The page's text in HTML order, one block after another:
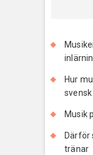
Hur
Musik
Därför
tränar